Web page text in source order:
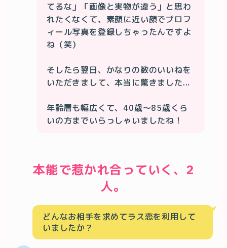
てるな」「画像と実物が違う」と思わ
れたくなくて、素顔に近い顔でプロフ
ィール写真を登録しちゃったんですよ
ね（笑）
そしたら翌日、かなりの数のいいねを
いただきまして、本当に驚きました...
年齢層も幅広くて、40歳〜85歳くら
本能で惹かれ合っていく、2
人。
どんなお相手を求めてラス恋を利用して
いましたか？